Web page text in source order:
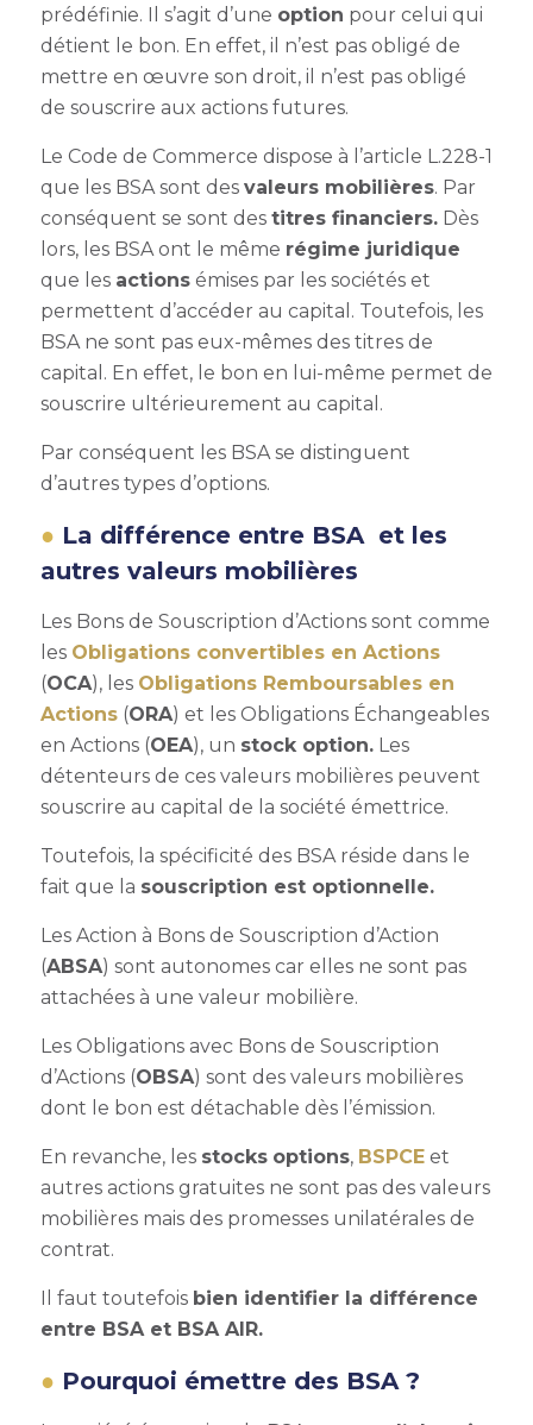
prédéfinie. Il s’agit d’une option pour celui qui
détient le bon. En effet, il n’est pas obligé de
mettre en œuvre son droit, il n’est pas obligé
de souscrire aux actions futures.
Le Code de Commerce dispose à l’article L.228-1
que les BSA sont des valeurs mobilières. Par
conséquent se sont des titres financiers.Dès
lors, les BSA ont le même régime juridique
que les actionsémises par les sociétés et
permettent d’accéder au capital. Toutefois, les
BSA ne sont pas eux-mêmes des titres de
capital. En effet, le bon en lui-même permet de
souscrire ultérieurement au capital.
Par conséquent les BSA se distinguent
d’autres types d’options.
La différence entre BSA et les
autres valeurs mobilières
Les Bons de Souscription d’Actions sont comme
les Obligations convertibles en Actions
(OCA), les Obligations Remboursables en
Actions(ORA) et les Obligations Échangeables
en Actions (OEA), un stock option.Les
détenteurs de ces valeurs mobilières peuvent
souscrire au capital de la société émettrice.
Toutefois, la spécificité des BSA réside dans le
fait que la souscription est optionnelle.
Les Action à Bons de Souscription d’Action
(ABSA) sont autonomes car elles ne sont pas
attachées à une valeur mobilière.
Les Obligations avec Bons de Souscription
d’Actions (OBSA) sont des valeurs mobilières
dont le bon est détachable dès l’émission.
En revanche, les stocks options, BSPCEet
autres actions gratuites ne sont pas des valeurs
mobilières mais des promesses unilatérales de
contrat.
Il faut toutefois bien identifier la différence
entre BSA et BSA AIR.
Pourquoi émettre des BSA ?